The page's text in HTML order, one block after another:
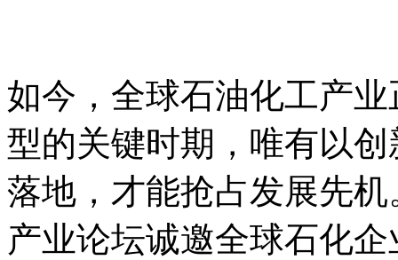
如今，全球石油化工产
型的关键时期，唯有以
落地，才能抢占发展先
产业论坛诚邀全球石化